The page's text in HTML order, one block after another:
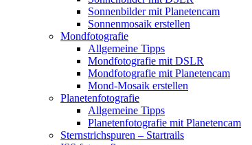
Sonnenbilder mit Planetencam
Sonnenmosaik erstellen
Mondfotografie
Allgemeine Tipps
Mondfotografie mit DSLR
Mondfotografie mit Planetencam
Mond-Mosaik erstellen
Planetenfotografie
Allgemeine Tipps
Planetenfotografie mit Planetencam
Sternstrichspuren – Startrails